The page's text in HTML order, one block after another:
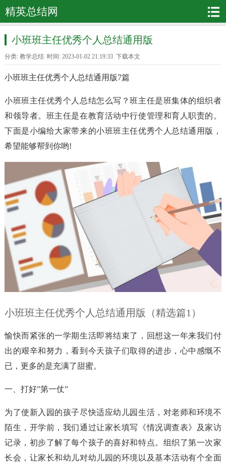
精英总结网
小班班主任优秀个人总结通用版
分类: 教学总结时间: 2023-01-02 21:19:33 下载本文
小班班主任优秀个人总结通用版7篇
小班班主任优秀个人总结怎么写？班主任是班集体的组织者
和领导者。班主任是在教育活动中行使管理和育人职责的。
下面是小编给大家带来的小班班主任优秀个人总结通用版，
希望能够帮到你哟!
小班班主任优秀个人总结通用版（精选篇1）
愉快而紧张的一学期生活即将结束了，回想这一年来我们付
出的艰辛和努力，看到今天孩子们取得的进步，心中感慨不
已，更多的是充满了甜蜜。
一、打好”第一仗”
为了使新入园的孩子尽快适应幼儿园生活，对老师和环境不
陌生，开学前，我们通过让家长填写《情况调查表》及家访
记录，初步了解了每个孩子的喜好和特点。组织了第一次家
长会，让家长和幼儿对幼儿园的环境以及基本活动有个全面